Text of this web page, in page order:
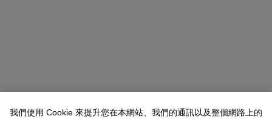
我們使用 Cookie 來提升您在本網站、我們的通訊以及整個網路上的